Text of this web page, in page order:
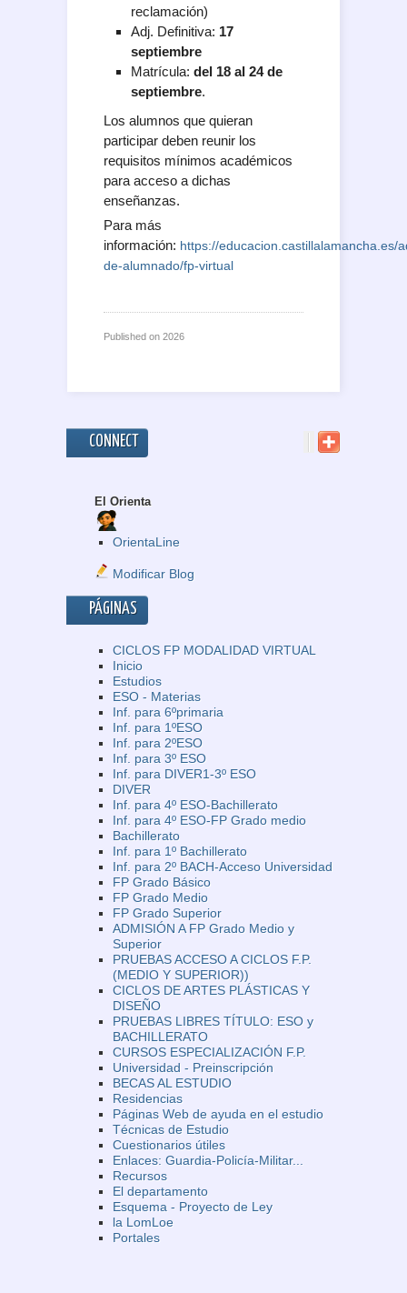
reclamación)
Adj. Definitiva: 17
septiembre
Matrícula: del 18 al 24 de
septiembre.
Los alumnos que quieran
participar deben reunir los
requisitos mínimos académicos
para acceso a dichas
enseñanzas.
Para más
información: https://educacion.castillalamancha.es/
de-alumnado/fp-virtual
Published on 2026
CONNECT
El Orienta
OrientaLine
Modificar Blog
PÁGINAS
CICLOS FP MODALIDAD VIRTUAL
Inicio
Estudios
ESO - Materias
Inf. para 6ºprimaria
Inf. para 1ºESO
Inf. para 2ºESO
Inf. para 3º ESO
Inf. para DIVER1-3º ESO
DIVER
Inf. para 4º ESO-Bachillerato
Inf. para 4º ESO-FP Grado medio
Bachillerato
Inf. para 1º Bachillerato
Inf. para 2º BACH-Acceso Universidad
FP Grado Básico
FP Grado Medio
FP Grado Superior
ADMISIÓN A FP Grado Medio y
Superior
PRUEBAS ACCESO A CICLOS F.P.
(MEDIO Y SUPERIOR))
CICLOS DE ARTES PLÁSTICAS Y
DISEÑO
PRUEBAS LIBRES TÍTULO: ESO y
BACHILLERATO
CURSOS ESPECIALIZACIÓN F.P.
Universidad - Preinscripción
BECAS AL ESTUDIO
Residencias
Páginas Web de ayuda en el estudio
Técnicas de Estudio
Cuestionarios útiles
Enlaces: Guardia-Policía-Militar...
Recursos
El departamento
Esquema - Proyecto de Ley
la LomLoe
Portales